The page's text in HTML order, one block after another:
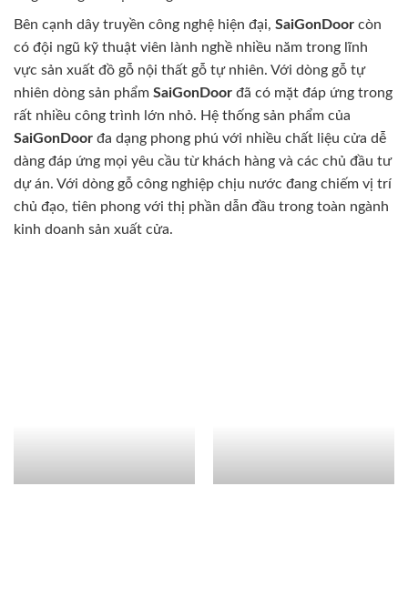
Bên cạnh dây truyền công nghệ hiện đại, SaiGonDoor còn
có đội ngũ kỹ thuật viên lành nghề nhiều năm trong lĩnh
vực sản xuất đồ gỗ nội thất gỗ tự nhiên. Với dòng gỗ tự
nhiên dòng sản phẩm SaiGonDoor đã có mặt đáp ứng trong
rất nhiều công trình lớn nhỏ. Hệ thống sản phẩm của
SaiGonDoor đa dạng phong phú với nhiều chất liệu cửa dễ
dàng đáp ứng mọi yêu cầu từ khách hàng và các chủ đầu tư
dự án. Với dòng gỗ công nghiệp chịu nước đang chiếm vị trí
chủ đạo, tiên phong với thị phần dẫn đầu trong toàn ngành
kinh doanh sản xuất cửa.